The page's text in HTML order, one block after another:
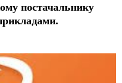
постачальнику